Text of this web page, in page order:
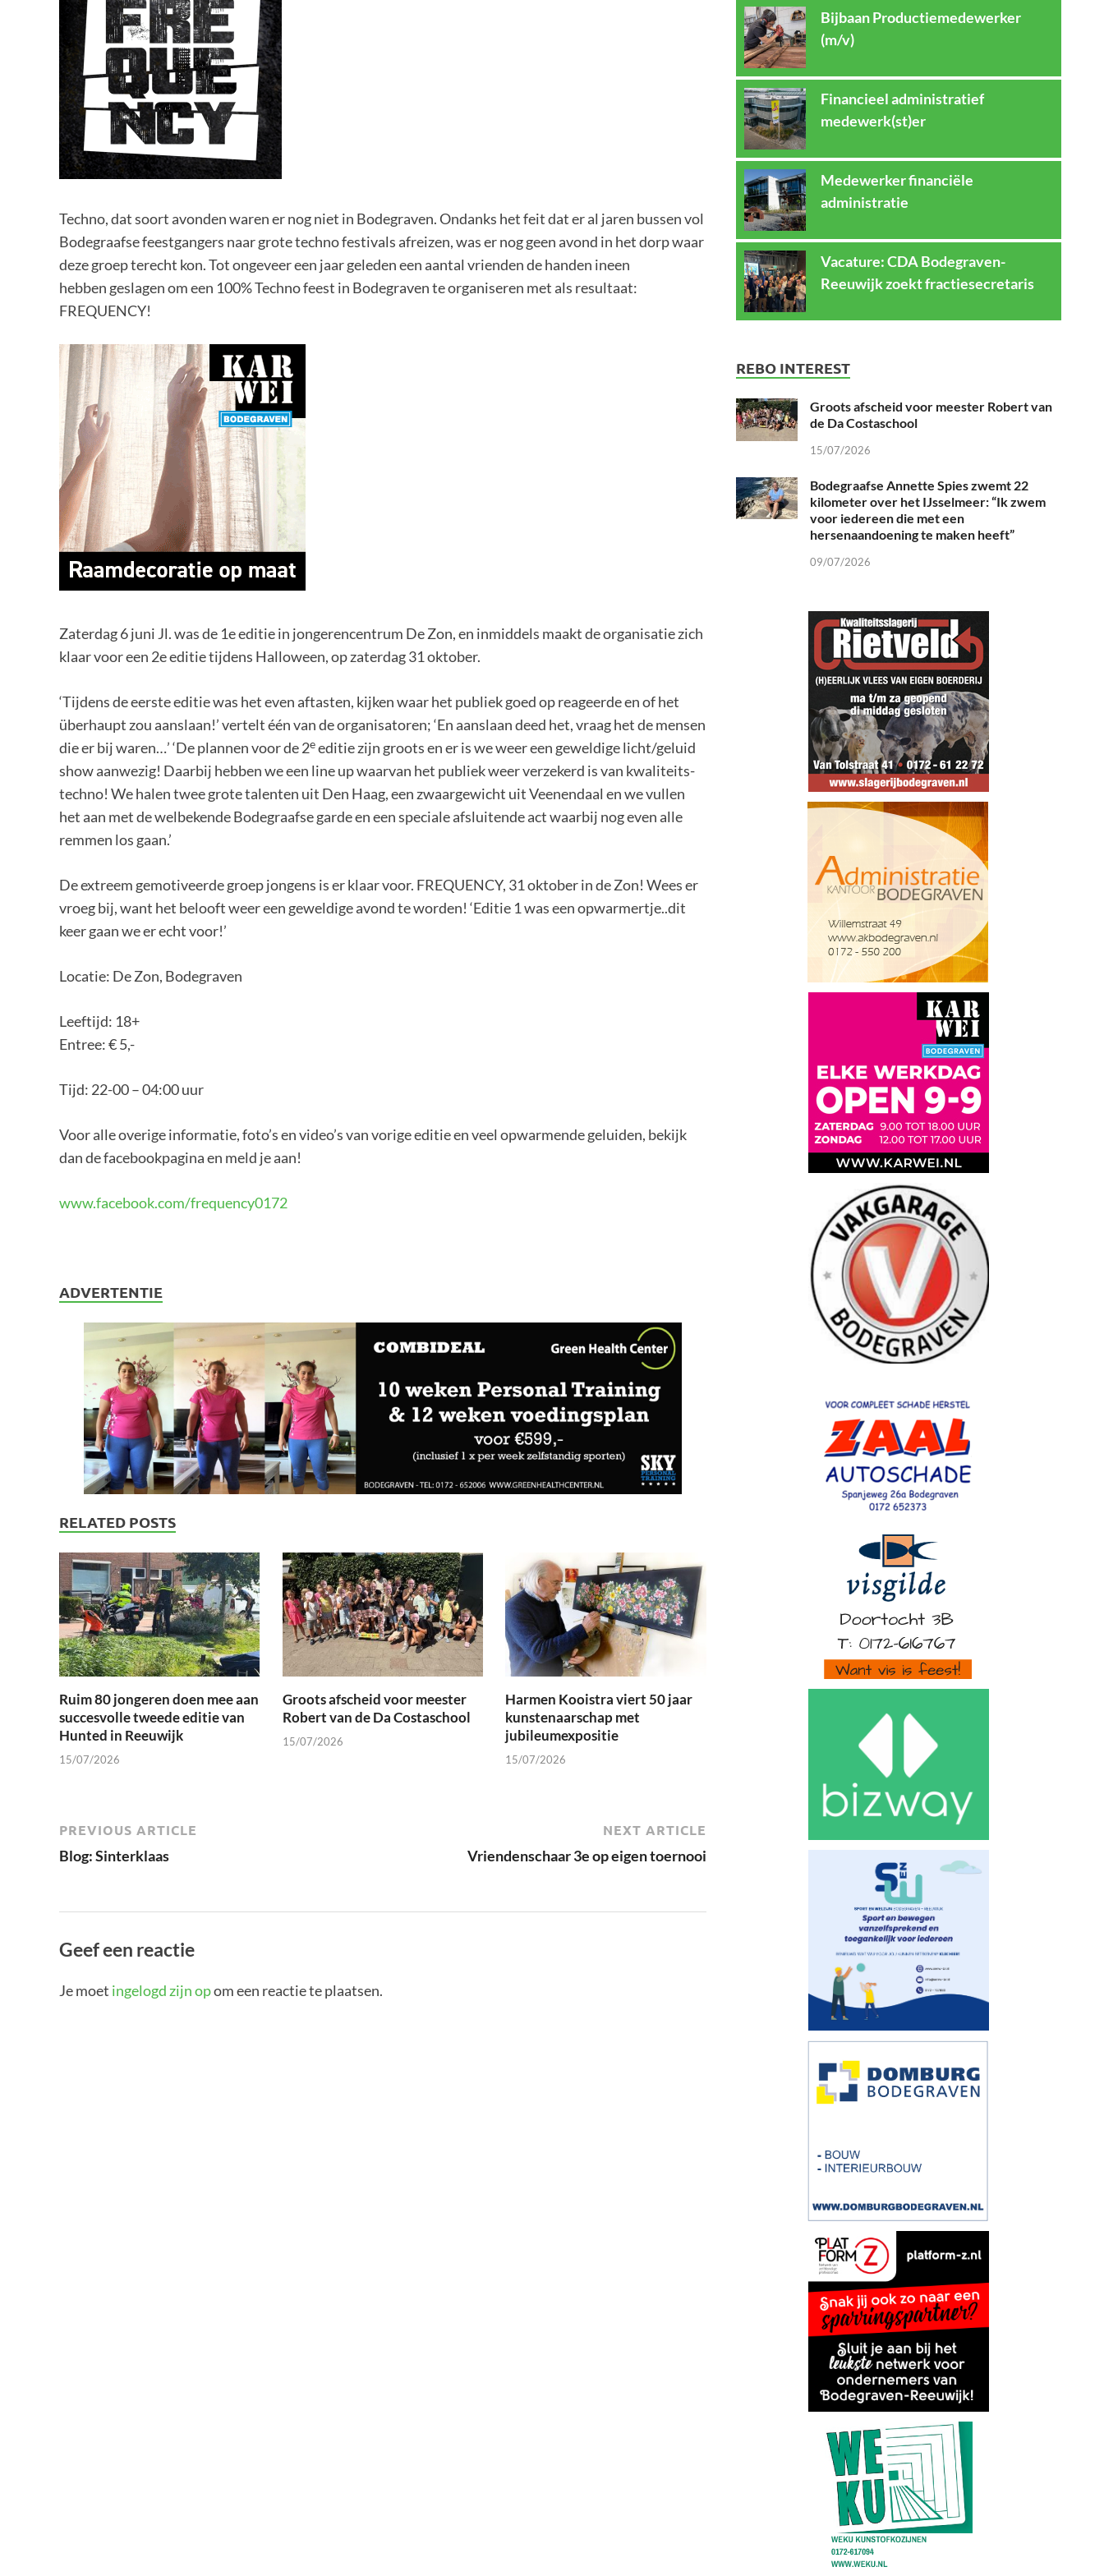
Techno, dat soort avonden waren er nog niet in Bodegraven. Ondanks het feit dat er al jaren bussen vol
Bodegraafse feestgangers naar grote techno festivals afreizen, was er nog geen avond in het dorp waar
deze groep terecht kon. Tot ongeveer een jaar geleden een aantal vrienden de handen ineen
hebben geslagen om een 100% Techno feest in Bodegraven te organiseren met als resultaat:
FREQUENCY!
Zaterdag 6 juni Jl. was de 1e editie in jongerencentrum De Zon, en inmiddels maakt de organisatie zich
klaar voor een 2e editie tijdens Halloween, op zaterdag 31 oktober.
‘Tijdens de eerste editie was het even aftasten, kijken waar het publiek goed op reageerde en of het
überhaupt zou aanslaan!’ vertelt één van de organisatoren; ‘En aanslaan deed het, vraag het de mensen
die er bij waren…’ ‘De plannen voor de 2eeditie zijn groots en er is we weer een geweldige licht/geluid
show aanwezig! Daarbij hebben we een line up waarvan het publiek weer verzekerd is van kwaliteits-
techno! We halen twee grote talenten uit Den Haag, een zwaargewicht uit Veenendaal en we vullen
het aan met de welbekende Bodegraafse garde en een speciale afsluitende act waarbij nog even alle
remmen los gaan.’
De extreem gemotiveerde groep jongens is er klaar voor. FREQUENCY, 31 oktober in de Zon! Wees er
vroeg bij, want het belooft weer een geweldige avond te worden! ‘Editie 1 was een opwarmertje..dit
keer gaan we er echt voor!’
Locatie: De Zon, Bodegraven
Leeftijd: 18+
Entree: € 5,-
Tijd: 22-00 – 04:00 uur
Voor alle overige informatie, foto’s en video’s van vorige editie en veel opwarmende geluiden, bekijk
dan de facebookpagina en meld je aan!
www.facebook.com/frequency0172
ADVERTENTIE
RELATED POSTS
Ruim 80 jongeren doen mee aan
succesvolle tweede editie van
Hunted in Reeuwijk
15/07/2026
Groots afscheid voor meester
Robert van de Da Costaschool
15/07/2026
Harmen Kooistra viert 50 jaar
kunstenaarschap met
jubileumexpositie
15/07/2026
PREVIOUS ARTICLE
Blog: Sinterklaas
NEXT ARTICLE
Vriendenschaar 3e op eigen toernooi
Geef een reactie
Je moet ingelogd zijn opom een reactie te plaatsen.
Bijbaan Productiemedewerker
(m/v)
Financieel administratief
medewerk(st)er
Medewerker financiële
administratie
Vacature: CDA Bodegraven-
Reeuwijk zoekt fractiesecretaris
REBO INTEREST
Groots afscheid voor meester Robert van
de Da Costaschool
15/07/2026
Bodegraafse Annette Spies zwemt 22
kilometer over het IJsselmeer: “Ik zwem
voor iedereen die met een
hersenaandoening te maken heeft”
09/07/2026